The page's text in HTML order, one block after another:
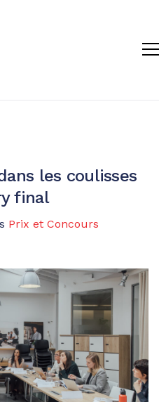
les coulisses
final
Prix et Concours